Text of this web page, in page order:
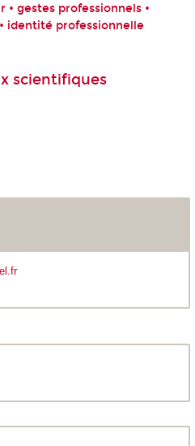
• gestes professionnels •
identité professionnelle
scientifiques